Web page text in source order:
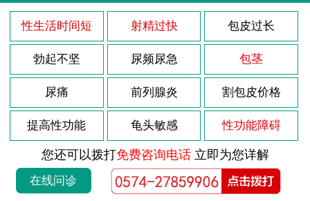
性生活时间短 射精过快 包皮过长
勃起不坚 尿频尿急 包茎
尿痛 前列腺炎 割包皮价格
提高性功能 龟头敏感 性功能障碍
您还可以拨打免费咨询电话立即为您详解
在线问诊